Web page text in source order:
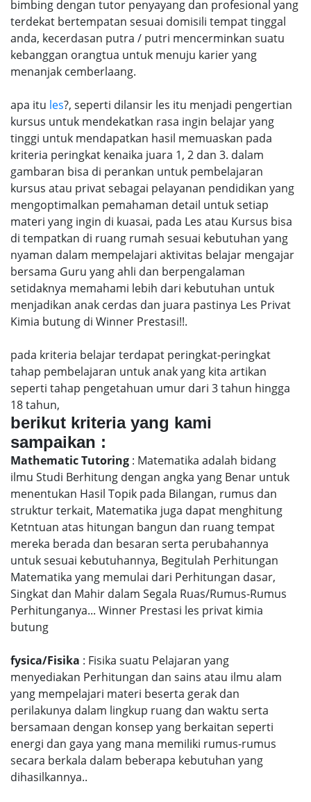
bimbing dengan tutor penyayang dan profesional yang
terdekat bertempatan sesuai domisili tempat tinggal
anda, kecerdasan putra / putri mencerminkan suatu
kebanggan orangtua untuk menuju karier yang
menanjak cemberlaang.
apa itu les?, seperti dilansir les itu menjadi pengertian
kursus untuk mendekatkan rasa ingin belajar yang
tinggi untuk mendapatkan hasil memuaskan pada
kriteria peringkat kenaika juara 1, 2 dan 3. dalam
gambaran bisa di perankan untuk pembelajaran
kursus atau privat sebagai pelayanan pendidikan yang
mengoptimalkan pemahaman detail untuk setiap
materi yang ingin di kuasai, pada Les atau Kursus bisa
di tempatkan di ruang rumah sesuai kebutuhan yang
nyaman dalam mempelajari aktivitas belajar mengajar
bersama Guru yang ahli dan berpengalaman
setidaknya memahami lebih dari kebutuhan untuk
menjadikan anak cerdas dan juara pastinya Les Privat
Kimia butung di Winner Prestasi!!.
pada kriteria belajar terdapat peringkat-peringkat
tahap pembelajaran untuk anak yang kita artikan
seperti tahap pengetahuan umur dari 3 tahun hingga
18 tahun,
berikut kriteria yang kami
sampaikan :
Mathematic Tutoring : Matematika adalah bidang
ilmu Studi Berhitung dengan angka yang Benar untuk
menentukan Hasil Topik pada Bilangan, rumus dan
struktur terkait, Matematika juga dapat menghitung
Ketntuan atas hitungan bangun dan ruang tempat
mereka berada dan besaran serta perubahannya
untuk sesuai kebutuhannya, Begitulah Perhitungan
Matematika yang memulai dari Perhitungan dasar,
Singkat dan Mahir dalam Segala Ruas/Rumus-Rumus
Perhitunganya... Winner Prestasi les privat kimia
butung
fysica/Fisika : Fisika suatu Pelajaran yang
menyediakan Perhitungan dan sains atau ilmu alam
yang mempelajari materi beserta gerak dan
perilakunya dalam lingkup ruang dan waktu serta
bersamaan dengan konsep yang berkaitan seperti
energi dan gaya yang mana memiliki rumus-rumus
secara berkala dalam beberapa kebutuhan yang
dihasilkannya..